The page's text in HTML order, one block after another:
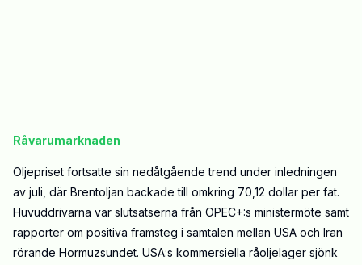
Råvarumarknaden
Oljepriset fortsatte sin nedåtgående trend under inledningen
av juli, där Brentoljan backade till omkring 70,12 dollar per fat.
Huvuddrivarna var slutsatserna från OPEC+:s ministermöte samt
rapporter om positiva framsteg i samtalen mellan USA och Iran
rörande Hormuzsundet. USA:s kommersiella råoljelager sjönk